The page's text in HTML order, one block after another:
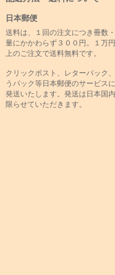
日本郵便
送料は、１回の注文につき冊数
量にかかわらず３００円。１万
上のご注文で送料無料です。
クリックポスト、レターパック
うパック等日本郵便のサービス
発送いたします。発送は日本国
限らせていただきます。